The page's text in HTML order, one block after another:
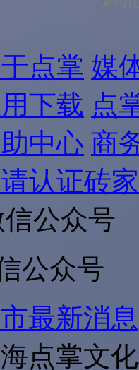
点掌 媒
下载 点
中心 商
认证砖家
公众号
最新消息
海点掌文